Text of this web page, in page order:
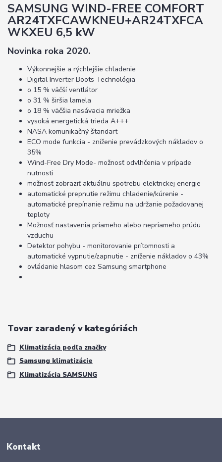
SAMSUNG WIND-FREE COMFORT
AR24TXFCAWKNEU+AR24TXFCA
WKXEU 6,5 kW
Novinka roka 2020.
Výkonnejšie a rýchlejšie chladenie
Digital Inverter Boots Technológia
o 15 % väčší ventlátor
o 31 % širšia lamela
o 18 % väčšia nasávacia mriežka
vysoká energetická trieda A+++
NASA komunikačný štandart
ECO mode funkcia - zníženie prevádzkových nákladov o
35%
Wind-Free Dry Mode- možnosť odvlhčenia v prípade
nutnosti
možnosť zobraziť aktuálnu spotrebu elektrickej energie
automatické prepnutie režimu chladenie/kúrenie -
automatické prepínanie režimu na udržanie požadovanej
teploty
Možnosť nastavenia priameho alebo nepriameho prúdu
vzduchu
Detektor pohybu - monitorovanie prítomnosti a
automatické vypnutie/zapnutie - zníženie nákladov o 43%
ovládanie hlasom cez Samsung smartphone
Tovar zaradený v kategóriách
Klimatizácia podľa značky
Samsung klimatizácie
Klimatizácia SAMSUNG
Kontakt